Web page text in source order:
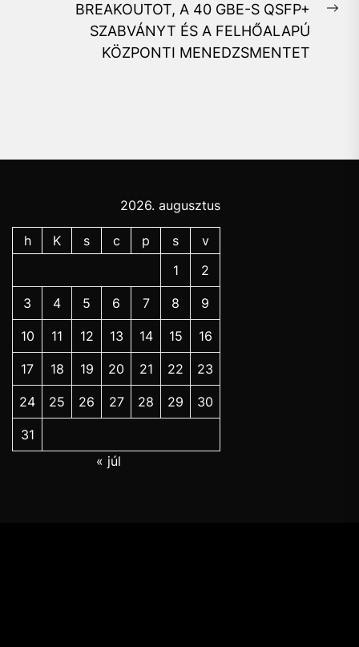
BREAKOUTOT, A 40 GBE-S QSFP+
SZABVÁNYT ÉS A FELHŐALAPÚ
KÖZPONTI MENEDZSMENTET
2026. augusztus
h K s c p s
v
1
2
3 4 5 6 7 8 9
10 11 12 13 14 15 16
17 18 19 20 21 22 23
24 25 26 27 28 29 30
31
« júl